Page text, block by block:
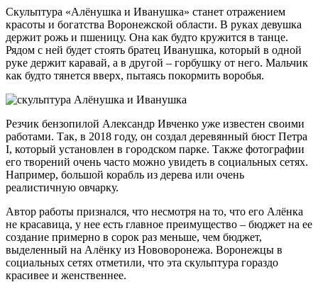
Скульптура «Алёнушка и Иванушка» станет отражением
красоты и богатства Воронежской области. В руках девушка
держит рожь и пшеницу. Она как будто кружится в танце.
Рядом с ней будет стоять братец Иванушка, который в одной
руке держит каравай, а в другой – горбушку от него. Мальчик
как будто тянется вверх, пытаясь покормить воробья.
Резчик бензопилой Александр Ивченко уже известен своими
работами. Так, в 2018 году, он создал деревянный бюст Петра
I, который установлен в городском парке. Также фотографии
его творений очень часто можно увидеть в социальных сетях.
Например, большой корабль из дерева или очень
реалистичную овчарку.
Автор работы признался, что несмотря на то, что его Алёнка
не красавица, у нее есть главное преимущество – бюджет на ее
создание примерно в сорок раз меньше, чем бюджет,
выделенный на Алёнку из Нововоронежа. Воронежцы в
социальных сетях отметили, что эта скульптура гораздо
красивее и женственнее.